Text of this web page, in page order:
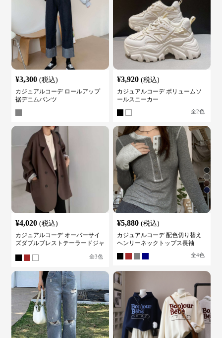
¥3,300 (税込)
カジュアルコーデ ロールアップ
裾デニムパンツ
¥3,920 (税込)
カジュアルコーデ ボリュームソ
ールスニーカー
全2色
¥4,020 (税込)
カジュアルコーデ オーバーサイ
ズダブルブレストテーラードジャ
全3色
¥5,880 (税込)
カジュアルコーデ 配色切り替え
ヘンリーネックトップス長袖
全4色